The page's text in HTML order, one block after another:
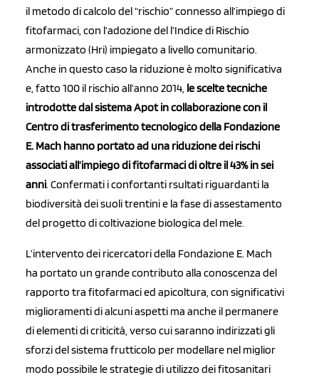
il metodo di calcolo del “rischio” connesso all’impiego di
fitofarmaci, con l’adozione del l’Indice di Rischio
armonizzato (Hri) impiegato a livello comunitario.
Anche in questo caso la riduzione è molto significativa
e, fatto 100 il rischio all’anno 2014, le scelte tecniche
introdotte dal sistema Apot in collaborazione con il
Centro di trasferimento tecnologico della Fondazione
E. Mach hanno portato ad una riduzione dei rischi
associati all’impiego di fitofarmaci di oltre il 43% in sei
anni. Confermati i confortanti rsultati riguardanti la
biodiversità dei suoli trentini e la fase di assestamento
del progetto di coltivazione biologica del mele.
L’intervento dei ricercatori della Fondazione E. Mach
ha portato un grande contributo alla conoscenza del
rapporto tra fitofarmaci ed apicoltura, con significativi
miglioramenti di alcuni aspetti ma anche il permanere
di elementi di criticità, verso cui saranno indirizzati gli
sforzi del sistema frutticolo per modellare nel miglior
modo possibile le strategie di utilizzo dei fitosanitari